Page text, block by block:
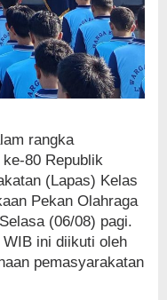
rangka
80 Republik
(Lapas) Kelas
Pekan Olahraga
(06/08) pagi.
ini diikuti oleh
pemasyarakatan